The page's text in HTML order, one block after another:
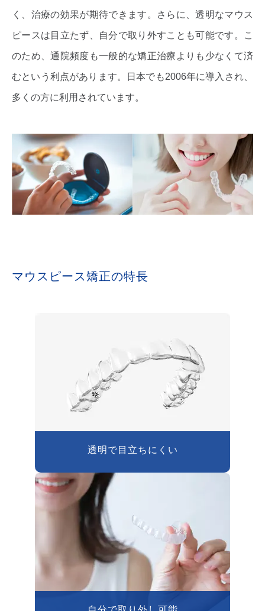
く、治療の効果が期待できます。さらに、透明なマウス
ピースは目立たず、自分で取り外すことも可能です。こ
のため、通院頻度も一般的な矯正治療よりも少なくて済
むという利点があります。日本でも2006年に導入され、
多くの方に利用されています。
マウスピース矯正の特長
透明で目立ちにくい